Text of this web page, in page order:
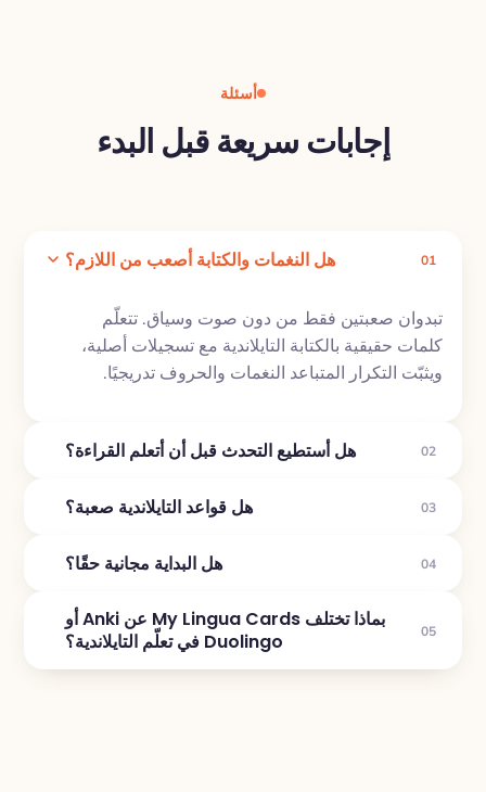
أسئلة
إجابات سريعة قبل البدء
01 هل النغمات والكتابة أصعب من اللازم؟
تبدوان صعبتين فقط من دون صوت وسياق. تتعلّم
كلمات حقيقية بالكتابة التايلاندية مع تسجيلات أصلية،
ويثبّت التكرار المتباعد النغمات والحروف تدريجيًا.
02 هل أستطيع التحدث قبل أن أتعلم القراءة؟
03 هل قواعد التايلاندية صعبة؟
04 هل البداية مجانية حقًا؟
05
بماذا تختلف My Lingua Cards عن Anki أو
Duolingo في تعلّم التايلاندية؟